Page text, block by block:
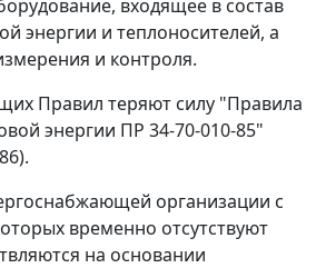
входящее в состав
энергии и теплоносителей, а
и контроля.
Правил теряют силу "Правила
энергии ПР 34-70-010-85"
организации с
временно отсутствуют
на основании